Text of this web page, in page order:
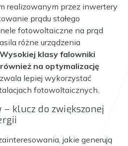
realizowanym przez inwertery
prądu stałego
fotowoltaiczne na prąd
różne urządzenia
Wysokiej klasy falowniki
na optymalizację
lepiej wykorzystać
fotowoltaicznych.
klucz do zwiększonej
jakie generują